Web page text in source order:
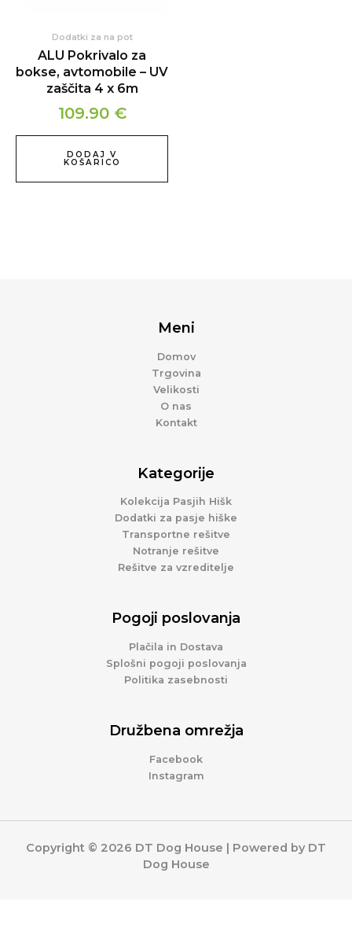
Dodatki za na pot
ALU Pokrivalo za
bokse, avtomobile – UV
zaščita 4 x 6m
109.90 €
DODAJ V
KOŠARICO
Meni
Domov
Trgovina
Velikosti
O nas
Kontakt
Kategorije
Kolekcija Pasjih Hišk
Dodatki za pasje hiške
Transportne rešitve
Notranje rešitve
Rešitve za vzreditelje
Pogoji poslovanja
Plačila in Dostava
Splošni pogoji poslovanja
Politika zasebnosti
Družbena omrežja
Facebook
Instagram
Copyright © 2026 DT Dog House | Powered by DT
Dog House